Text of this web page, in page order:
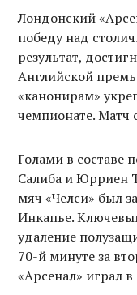
Лондонский
победу над
результат,
Английской
«канонирам»
чемпионате. Матч
Голами в составе
Салиба и Юрриен
мяч «Челси» был
Инкапье.
удаление
70-й минуте за
«Арсенал» играл